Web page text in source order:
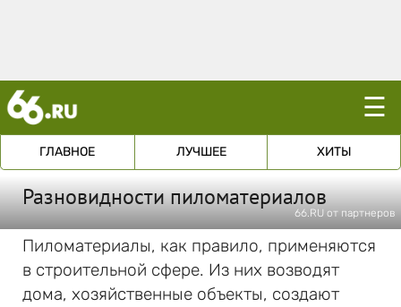
☰
ГЛАВНОЕ ЛУЧШЕЕ ХИТЫ
Разновидности пиломатериалов
66.RU от партнеров
Пиломатериалы, как правило, применяются
в строительной сфере. Из них возводят
дома, хозяйственные объекты, создают